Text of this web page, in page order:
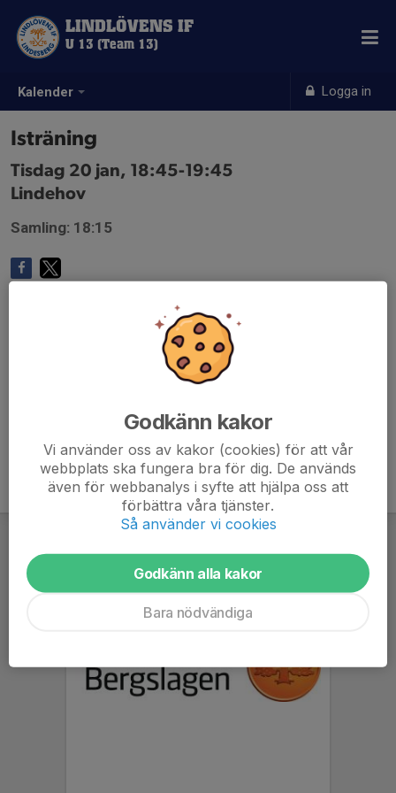
Kalender Logga in
LINDLÖVENS IF
U 13 (Team 13)
Isträning
Tisdag 20 jan, 18:45-19:45
Lindehov
Samling: 18:15
Godkänn kakor
Vi använder oss av kakor (cookies) för att vår
webbplats ska fungera bra för dig. De används
även för webbanalys i syfte att hjälpa oss att
förbättra våra tjänster.
Så använder vi cookies
Godkänn alla kakor
Bara nödvändiga